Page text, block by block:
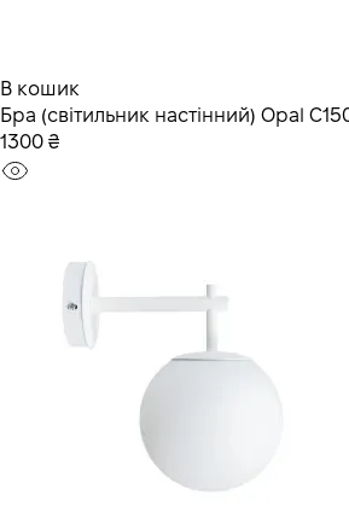
В кошик
Бра (світильник настінний) Opal
1300 ₴